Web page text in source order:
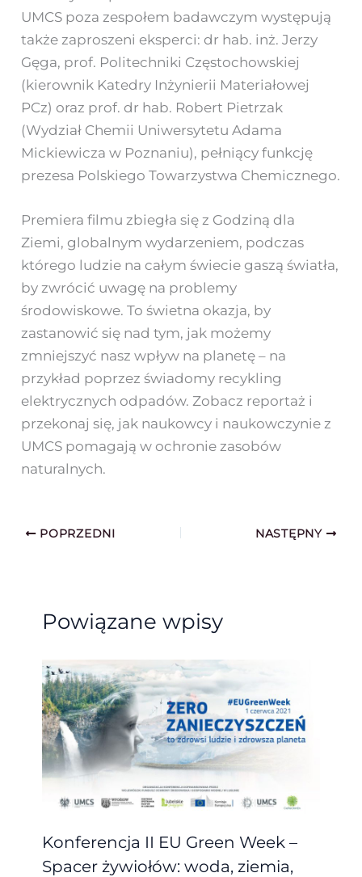
UMCS poza zespołem badawczym występują
także zaproszeni eksperci: dr hab. inż. Jerzy
Gęga, prof. Politechniki Częstochowskiej
(kierownik Katedry Inżynierii Materiałowej
PCz) oraz prof. dr hab. Robert Pietrzak
(Wydział Chemii Uniwersytetu Adama
Mickiewicza w Poznaniu), pełniący funkcję
prezesa Polskiego Towarzystwa Chemicznego.
Premiera filmu zbiegła się z Godziną dla
Ziemi, globalnym wydarzeniem, podczas
którego ludzie na całym świecie gaszą światła,
by zwrócić uwagę na problemy
środowiskowe. To świetna okazja, by
zastanowić się nad tym, jak możemy
zmniejszyć nasz wpływ na planetę – na
przykład poprzez świadomy recykling
elektrycznych odpadów. Zobacz reportaż i
przekonaj się, jak naukowcy i naukowczynie z
UMCS pomagają w ochronie zasobów
naturalnych.
POPRZEDNI NASTĘPNY
Powiązane wpisy
Konferencja II EU Green Week –
Spacer żywiołów: woda, ziemia,